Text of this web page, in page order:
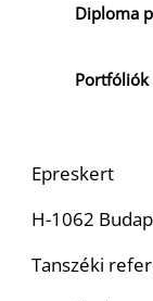
Diploma
Portfóliók
Epreskert
H-1062
Tanszéki